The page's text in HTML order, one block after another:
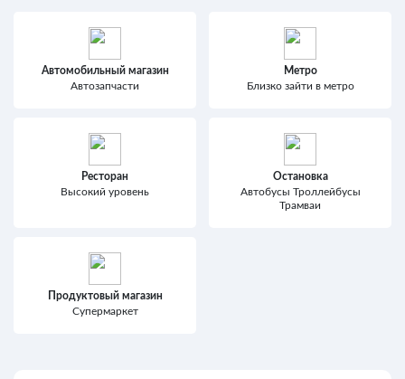
Автомобильный магазин
Автозапчасти
Метро
Близко зайти в метро
Ресторан
Высокий уровень
Остановка
Автобусы Троллейбусы
Трамваи
Продуктовый магазин
Супермаркет